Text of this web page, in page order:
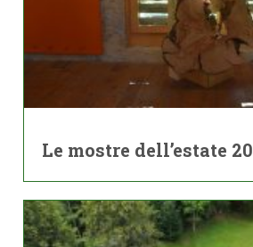
Le mostre dell’estate